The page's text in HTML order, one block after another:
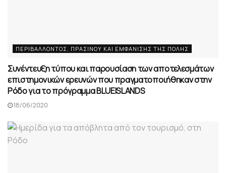
ΠΕΡΙΒΆΛΛΟΝΤΟΣ, ΠΡΑΣΊΝΟΥ ΚΑΙ EΜΦΆΝΙΣΗΣ ΤΗΣ ΠΌΛΗΣ
Συνέντευξη τύπου και παρουσίαση των αποτελεσμάτων
επιστημονικών ερευνών που πραγματοποιήθηκαν στην
Ρόδο για το πρόγραμμα BLUEISLANDS
18/06/2020